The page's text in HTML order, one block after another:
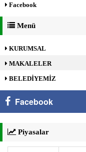
Facebook
Menü
KURUMSAL
MAKALELER
BELEDİYEMİZ
Facebook
Piyasalar